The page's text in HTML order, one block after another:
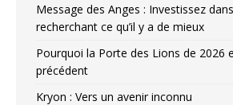
Message des Anges : Investissez
recherchant ce qu’il y a de mieux
Pourquoi la Porte des Lions de 2026
précédent
Kryon : Vers un avenir inconnu